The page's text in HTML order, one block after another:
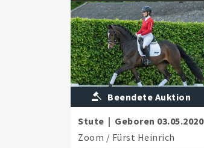
Beendete Auktion
Stute | Geboren 03.05.2020
Zoom / Fürst Heinrich